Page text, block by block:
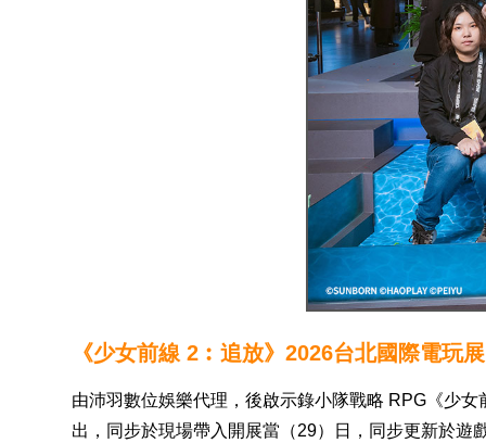
《少女前線 2︰追放》2026台北國際電玩
由沛羽數位娛樂代理，後啟示錄小隊戰略 RPG《少
出，同步於現場帶入開展當（29）日，同步更新於